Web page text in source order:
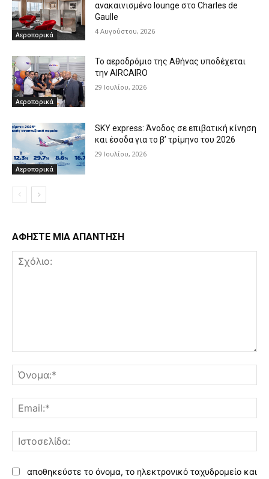
Αεροπορικά
ανακαινισμένο lounge στο Charles de
Gaulle
4 Αυγούστου, 2026
Αεροπορικά
Το αεροδρόμιο της Αθήνας υποδέχεται
την AIRCAIRO
29 Ιουλίου, 2026
Αεροπορικά
SKY express: Άνοδος σε επιβατική κίνηση
και έσοδα για το β’ τρίμηνο του 2026
29 Ιουλίου, 2026
ΑΦΗΣΤΕ ΜΙΑ ΑΠΑΝΤΗΣΗ
αποθηκεύστε το όνομα, το ηλεκτρονικό ταχυδρομείο και